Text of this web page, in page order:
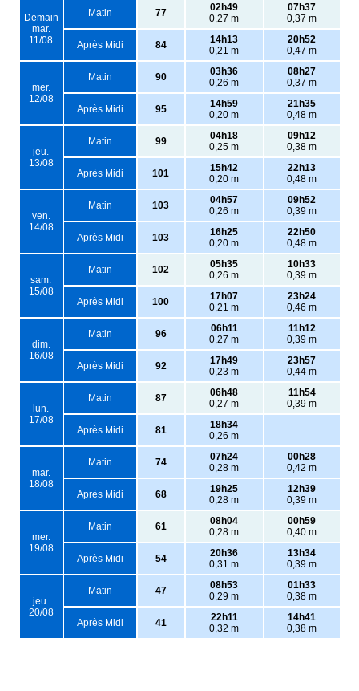
Demain
mar.
11/08
Matin 77
02h49
0,27 m
07h37
0,37 m
Après Midi 84
14h13
0,21 m
20h52
0,47 m
mer.
12/08
Matin 90
03h36
0,26 m
08h27
0,37 m
Après Midi 95
14h59
0,20 m
21h35
0,48 m
jeu.
13/08
Matin 99
04h18
0,25 m
09h12
0,38 m
Après Midi 101
15h42
0,20 m
22h13
0,48 m
ven.
14/08
Matin 103
04h57
0,26 m
09h52
0,39 m
Après Midi 103
16h25
0,20 m
22h50
0,48 m
sam.
15/08
Matin 102
05h35
0,26 m
10h33
0,39 m
Après Midi 100
17h07
0,21 m
23h24
0,46 m
dim.
16/08
Matin 96
06h11
0,27 m
11h12
0,39 m
Après Midi 92
17h49
0,23 m
23h57
0,44 m
lun.
17/08
Matin 87
06h48
0,27 m
11h54
0,39 m
Après Midi 81
18h34
0,26 m
mar.
18/08
Matin 74
07h24
0,28 m
00h28
0,42 m
Après Midi 68
19h25
0,28 m
12h39
0,39 m
mer.
19/08
Matin 61
08h04
0,28 m
00h59
0,40 m
Après Midi 54
20h36
0,31 m
13h34
0,39 m
jeu.
20/08
Matin 47
08h53
0,29 m
01h33
0,38 m
Après Midi 41
22h11
0,32 m
14h41
0,38 m